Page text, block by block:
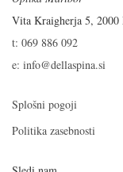
Vita Kraigherja 5,
t: 069 886 092
e: info@dellaspina.si
Splošni pogoji
Politika zasebnosti